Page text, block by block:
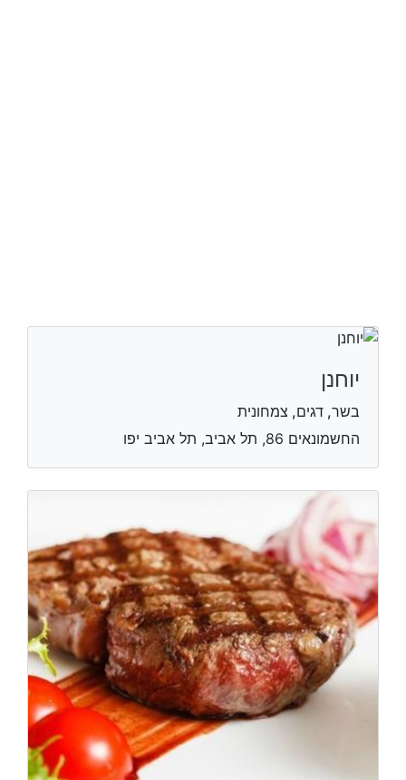
יוחנן
בשר, דגים, צמחונית
החשמונאים 86, תל אביב, תל אביב יפו